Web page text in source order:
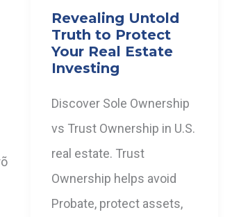
Revealing Untold
Truth to Protect
Your Real Estate
Investing
Discover Sole Ownership
vs Trust Ownership in U.S.
real estate. Trust
Ownership helps avoid
Probate, protect assets,